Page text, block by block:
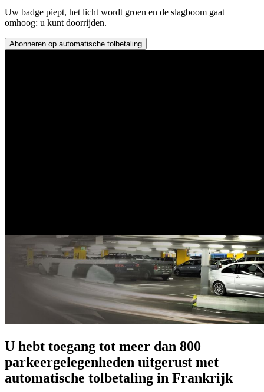
Uw badge piept, het licht wordt groen en de slagboom gaat
omhoog: u kunt doorrijden.
Abonneren op automatische tolbetaling
U hebt toegang tot meer dan 800
parkeergelegenheden uitgerust met
automatische tolbetaling in Frankrijk